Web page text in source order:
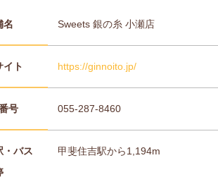
名 Sweets 銀の糸 小瀬店
イト https://ginnoito.jp/
号 055-287-8460
・バス
甲斐住吉駅から1,194m